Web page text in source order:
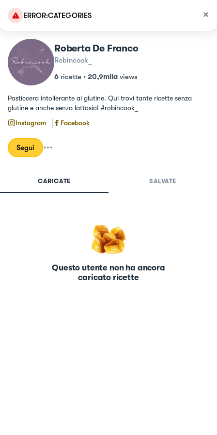
ERROR:CATEGORIES
Roberta De Franco
Robincook_
6 ricette • 20,9mila views
Pasticcera intollerante al glutine. Qui trovi tante ricette senza
glutine e anche senza lattosio! #robincook_
Instagram
Facebook
Segui
CARICATE SALVATE
Questo utente non ha ancora
caricato ricette